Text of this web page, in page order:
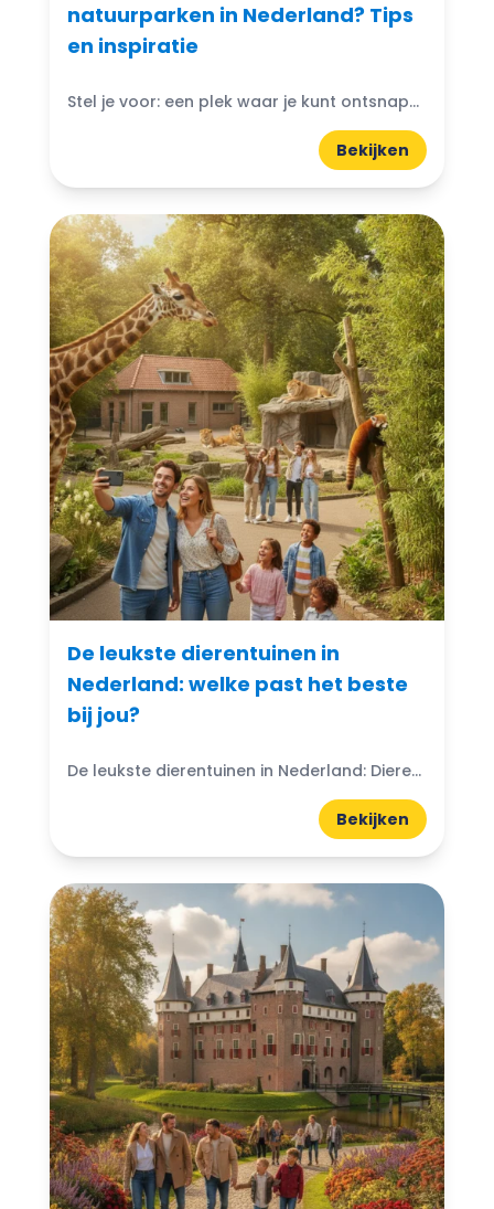
natuurparken in Nederland? Tips
en inspiratie
Stel je voor: een plek waar je kunt ontsnappen aan de drukte van het dagelijks leven en je onderdompelen in de schoonheid van de natuur. Bijzondere natuurparken in Nederland bieden...
Bekijken
De leukste dierentuinen in
Nederland: welke past het beste
bij jou?
De leukste dierentuinen in Nederland: Dierentuinen in Nederland zijn echte trekpleisters voor jong en oud. Ze bieden niet alleen de kans om exotische dieren van dichtbij te zien, maar ook...
Bekijken